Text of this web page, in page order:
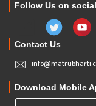
Follow Us on
Contact Us
Download Mobile